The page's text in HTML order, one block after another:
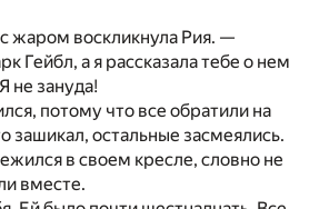
жаром воскликнула Рия. —
Гейбл, а я рассказала тебе о нем
не зануда!
потому что все обратили на
зашикал, остальные засмеялись.
в своем кресле, словно не
вместе.